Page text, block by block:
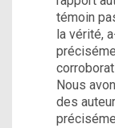
témoin
la vérité,
Nous
des